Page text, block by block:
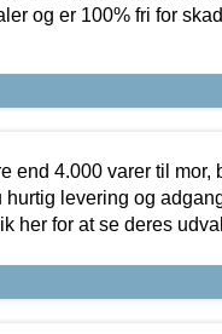
og er 100% fri for
end 4.000 varer til mor,
levering og
her for at se deres